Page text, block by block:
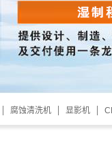
腐蚀清洗机 显影机